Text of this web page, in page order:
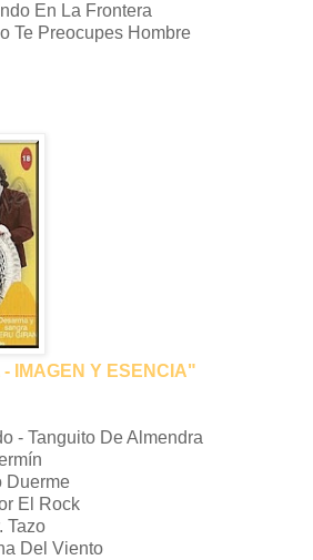
En La Frontera
Te Preocupes Hombre
IMAGEN Y ESENCIA"
- Tanguito De Almendra
Duerme
El Rock
Tazo
Del Viento